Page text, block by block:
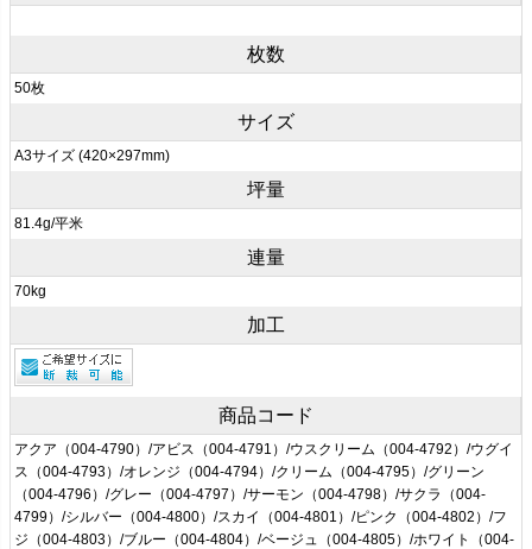
枚数
50枚
サイズ
A3サイズ (420×297mm)
坪量
81.4g/平米
連量
70kg
加工
商品コード
アクア（004-4790）/アビス（004-4791）/ウスクリーム（004-4792）/ウグイ
ス（004-4793）/オレンジ（004-4794）/クリーム（004-4795）/グリーン
（004-4796）/グレー（004-4797）/サーモン（004-4798）/サクラ（004-
4799）/シルバー（004-4800）/スカイ（004-4801）/ピンク（004-4802）/フ
ジ（004-4803）/ブルー（004-4804）/ベージュ（004-4805）/ホワイト（004-